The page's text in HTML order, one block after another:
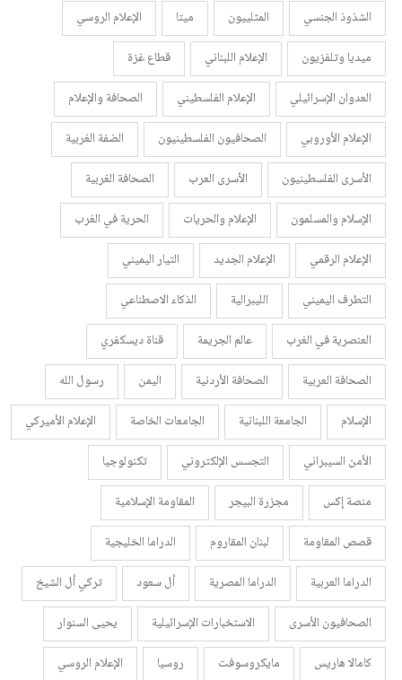
الشذوذ الجنسي
المثلييون ميتا
الإعلام الروسي
ميديا وتلفزيون
الإعلام اللبناني
قطاع غزة
العدوان الإسرائيلي
الإعلام الفلسطيني
الصحافة والإعلام
الإعلام الأوروبي
الصحافيون الفلسطينيون
الضفة الغربية
الأسرى الفلسطينيون
الأسرى العرب
الصحافة الغربية
الإسلام والمسلمون
الإعلام والحريات
الحرية في الغرب
الإعلام الرقمي
الإعلام الجديد
التيار اليميني
التطرف اليميني
الليبرالية
الذكاء الاصطناعي
العنصرية في الغرب
عالم الجريمة
قناة ديسكفري
الصحافة العربية
الصحافة الأردنية اليمن
رسول الله
الإسلام
الجامعة اللبنانية الجامعات الخاصة
الإعلام الأميركي
الأمن السيبراني
التجسس الإلكتروني
تكنولوجيا
منصة إكس
مجزرة البيجر
المقاومة الإسلامية
قصص المقاومة
لبنان المقاروم
الدراما الخليجية
الدراما العربية
الدراما المصرية أل سعود
تركي أل الشيخ
الصحافيون الأسرى
الاستخبارات الإسرائيلية
يحيى السنوار
كامالا هاريس
مايكروسوفت روسيا الإعلام الروسي